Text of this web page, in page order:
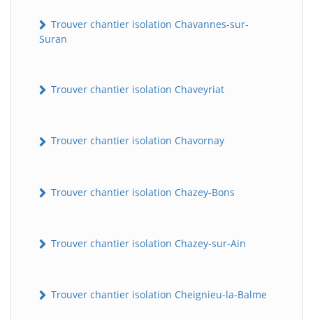
Trouver chantier isolation Chavannes-sur-
Suran
Trouver chantier isolation Chaveyriat
Trouver chantier isolation Chavornay
Trouver chantier isolation Chazey-Bons
Trouver chantier isolation Chazey-sur-Ain
Trouver chantier isolation Cheignieu-la-Balme